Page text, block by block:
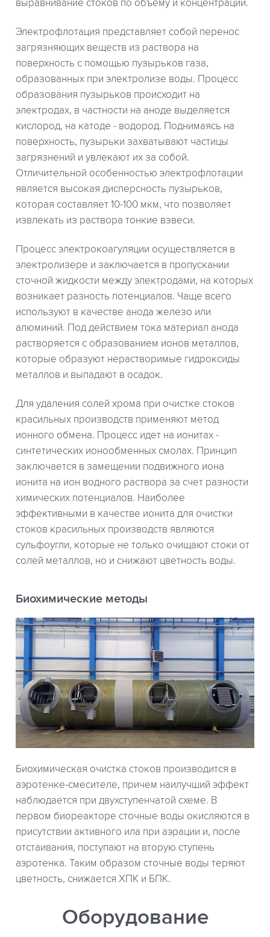
выравнивание стоков по объему и концентрации.
Электрофлотация представляет собой перенос
загрязняющих веществ из раствора на
поверхность с помощью пузырьков газа,
образованных при электролизе воды. Процесс
образования пузырьков происходит на
электродах, в частности на аноде выделяется
кислород, на катоде - водород. Поднимаясь на
поверхность, пузырьки захватывают частицы
загрязнений и увлекают их за собой.
Отличительной особенностью электрофлотации
является высокая дисперсность пузырьков,
которая составляет 10-100 мкм, что позволяет
извлекать из раствора тонкие взвеси.
Процесс электрокоагуляции осуществляется в
электролизере и заключается в пропускании
сточной жидкости между электродами, на которых
возникает разность потенциалов. Чаще всего
используют в качестве анода железо или
алюминий. Под действием тока материал анода
растворяется с образованием ионов металлов,
которые образуют нерастворимые гидроксиды
металлов и выпадают в осадок.
Для удаления солей хрома при очистке стоков
красильных производств применяют метод
ионного обмена. Процесс идет на ионитах -
синтетических ионообменных смолах. Принцип
заключается в замещении подвижного иона
ионита на ион водного раствора за счет разности
химических потенциалов. Наиболее
эффективными в качестве ионита для очистки
стоков красильных производств являются
сульфоугли, которые не только очищают стоки от
солей металлов, но и снижают цветность воды.
Биохимические методы
Биохимическая очистка стоков производится в
аэротенке-смесителе, причем наилучший эффект
наблюдается при двухступенчатой схеме. В
первом биореакторе сточные воды окисляются в
присутствии активного ила при аэрации и, после
отстаивания, поступают на вторую ступень
аэротенка. Таким образом сточные воды теряют
цветность, снижается ХПК и БПК.
Оборудование